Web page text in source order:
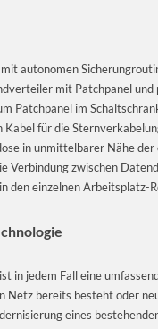
autonomen
mit Patchpanel
Patchpanel im
für die
in unmittelbarer Nähe
Verbindung zwischen
den einzelnen Arbeitsplatz-
in jedem Fall eine
Netz bereits besteht oder
eines